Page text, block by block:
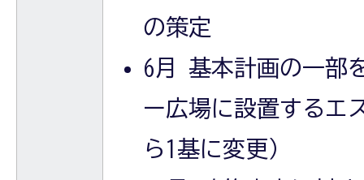
の策定
6月 基本計画の一部
ー広場に設置するエ
ら1基に変更）